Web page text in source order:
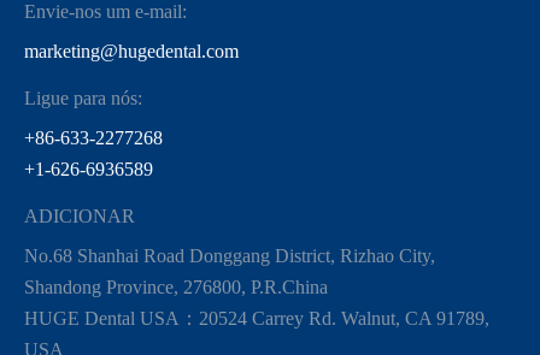
Envie-nos um e-mail:
marketing@hugedental.com
Ligue para nós:
+86-633-2277268
+1-626-6936589
ADICIONAR
No.68 Shanhai Road Donggang District, Rizhao City,
Shandong Province, 276800, P.R.China
HUGE Dental USA：20524 Carrey Rd. Walnut, CA 91789,
USA